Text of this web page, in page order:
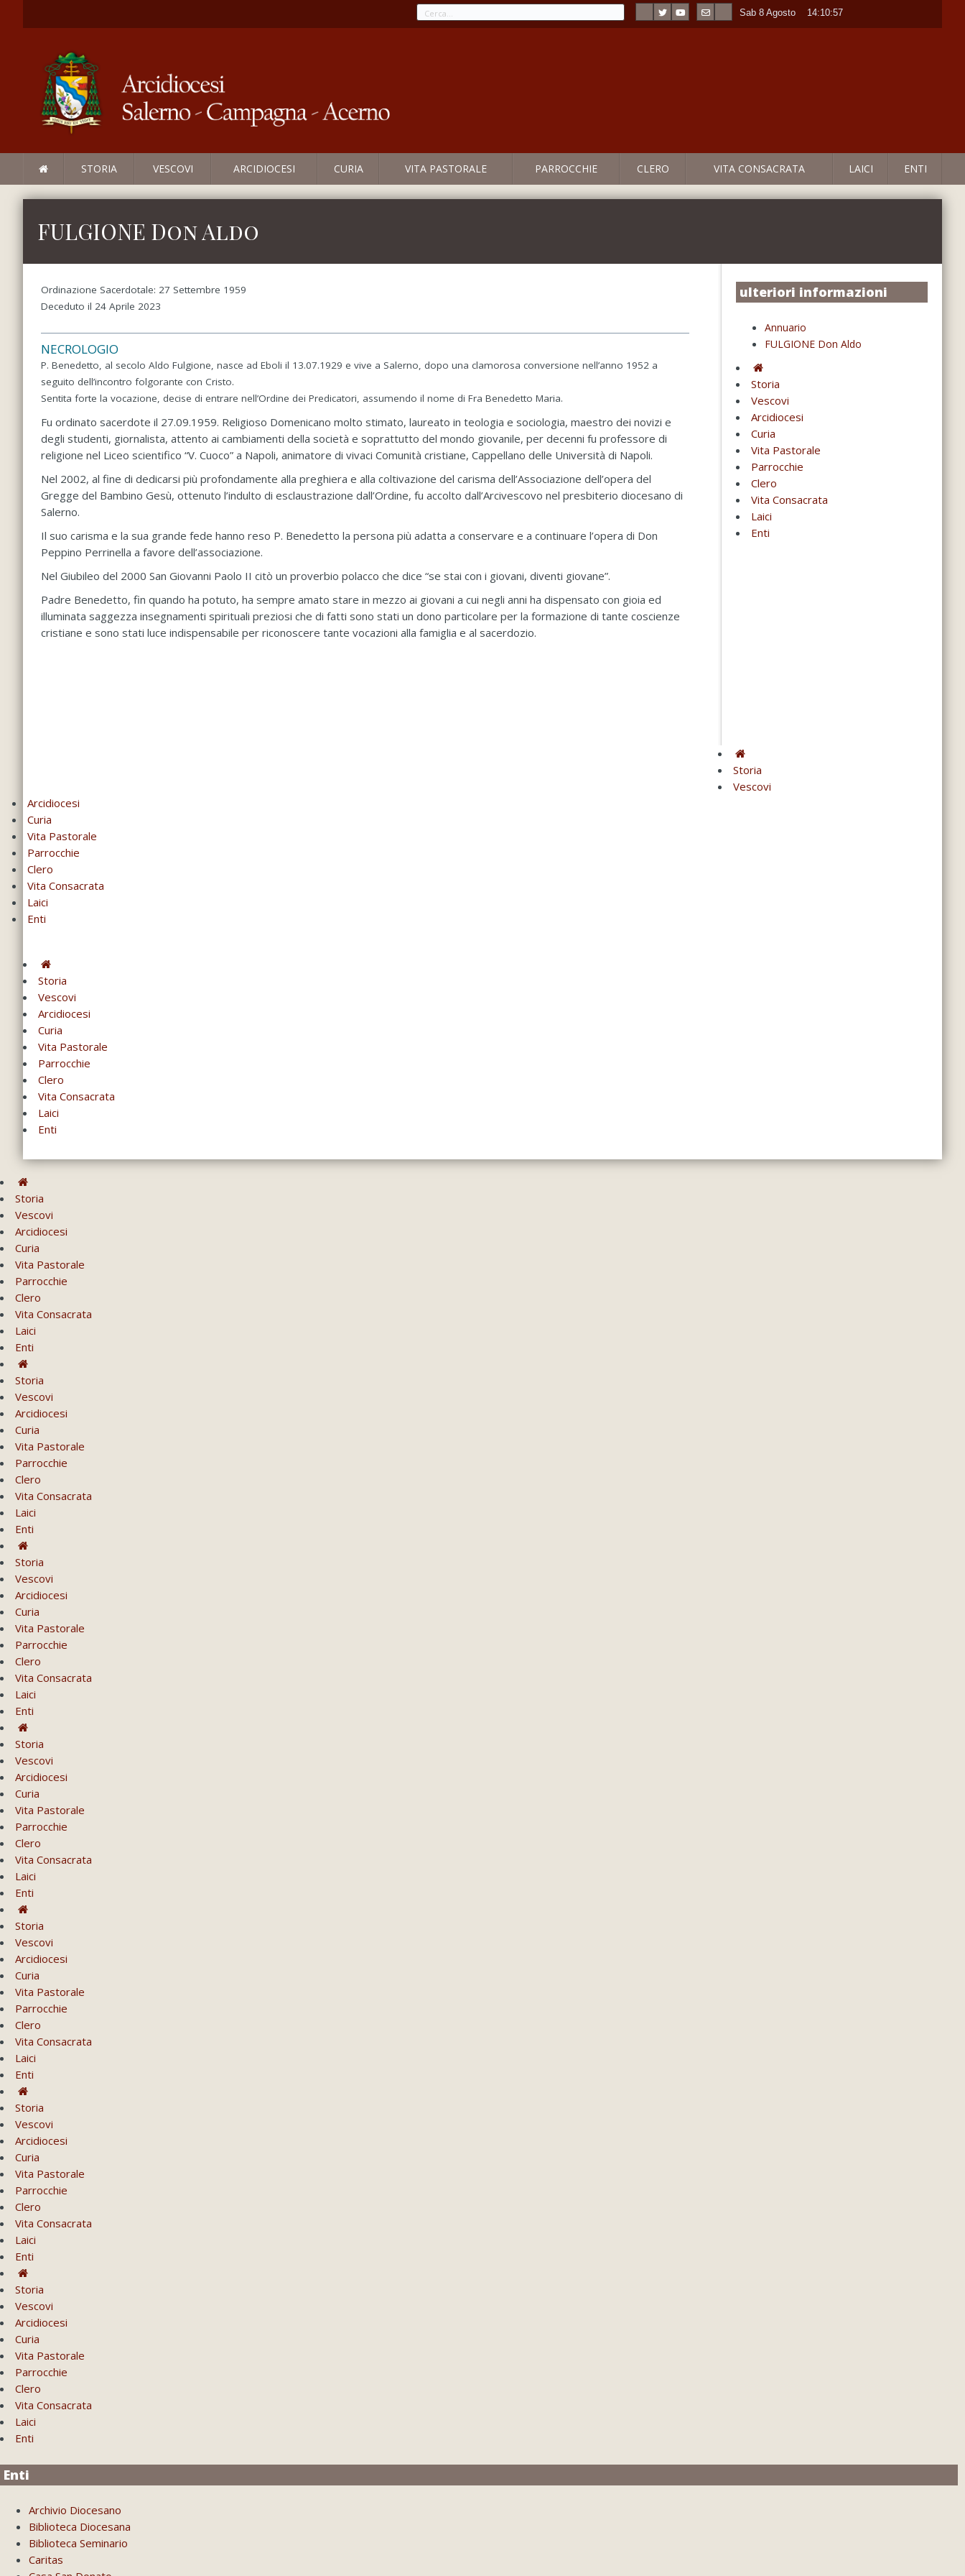
Sab 8 Agosto 14:10:58
STORIA VESCOVI ARCIDIOCESI CURIA VITA PASTORALE PARROCCHIE CLERO VITA CONSACRATA LAICI ENTI
FULGIONE Don Aldo
Ordinazione Sacerdotale: 27 Settembre 1959
Deceduto il 24 Aprile 2023
NECROLOGIO
P. Benedetto, al secolo Aldo Fulgione, nasce ad Eboli il 13.07.1929 e vive a Salerno, dopo una clamorosa conversione nell’anno 1952 a
seguito dell’incontro folgorante con Cristo.
Sentita forte la vocazione, decise di entrare nell’Ordine dei Predicatori, assumendo il nome di Fra Benedetto Maria.
Fu ordinato sacerdote il 27.09.1959. Religioso Domenicano molto stimato, laureato in teologia e sociologia, maestro dei novizi e
degli studenti, giornalista, attento ai cambiamenti della società e soprattutto del mondo giovanile, per decenni fu professore di
religione nel Liceo scientifico “V. Cuoco” a Napoli, animatore di vivaci Comunità cristiane, Cappellano delle Università di Napoli.
Nel 2002, al fine di dedicarsi più profondamente alla preghiera e alla coltivazione del carisma dell’Associazione dell’opera del
Gregge del Bambino Gesù, ottenuto l’indulto di esclaustrazione dall’Ordine, fu accolto dall’Arcivescovo nel presbiterio diocesano di
Salerno.
Il suo carisma e la sua grande fede hanno reso P. Benedetto la persona più adatta a conservare e a continuare l’opera di Don
Peppino Perrinella a favore dell’associazione.
Nel Giubileo del 2000 San Giovanni Paolo II citò un proverbio polacco che dice “se stai con i giovani, diventi giovane”.
Padre Benedetto, fin quando ha potuto, ha sempre amato stare in mezzo ai giovani a cui negli anni ha dispensato con gioia ed
illuminata saggezza insegnamenti spirituali preziosi che di fatti sono stati un dono particolare per la formazione di tante coscienze
cristiane e sono stati luce indispensabile per riconoscere tante vocazioni alla famiglia e al sacerdozio.
ulteriori informazioni
Annuario
FULGIONE Don Aldo
Storia
Vescovi
Arcidiocesi
Curia
Vita Pastorale
Parrocchie
Clero
Vita Consacrata
Laici
Enti
Storia
Vescovi
Arcidiocesi
Curia
Vita Pastorale
Parrocchie
Clero
Vita Consacrata
Laici
Enti
Storia
Vescovi
Arcidiocesi
Curia
Vita Pastorale
Parrocchie
Clero
Vita Consacrata
Laici
Enti
Storia
Vescovi
Arcidiocesi
Curia
Vita Pastorale
Parrocchie
Clero
Vita Consacrata
Laici
Enti
Storia
Vescovi
Arcidiocesi
Curia
Vita Pastorale
Parrocchie
Clero
Vita Consacrata
Laici
Enti
Storia
Vescovi
Arcidiocesi
Curia
Vita Pastorale
Parrocchie
Clero
Vita Consacrata
Laici
Enti
Storia
Vescovi
Arcidiocesi
Curia
Vita Pastorale
Parrocchie
Clero
Vita Consacrata
Laici
Enti
Storia
Vescovi
Arcidiocesi
Curia
Vita Pastorale
Parrocchie
Clero
Vita Consacrata
Laici
Enti
Storia
Vescovi
Arcidiocesi
Curia
Vita Pastorale
Parrocchie
Clero
Vita Consacrata
Laici
Enti
Storia
Vescovi
Arcidiocesi
Curia
Vita Pastorale
Parrocchie
Clero
Vita Consacrata
Laici
Enti
Enti
Archivio Diocesano
Biblioteca Diocesana
Biblioteca Seminario
Caritas